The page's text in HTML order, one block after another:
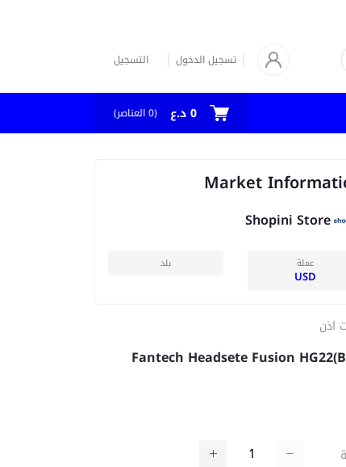
تسجيل الدخول التسجيل
0 د.ع (
0العناصر)
Market
Shopini Store
عملة
USD
بلد
اذن
Fantech Headsete Fusion